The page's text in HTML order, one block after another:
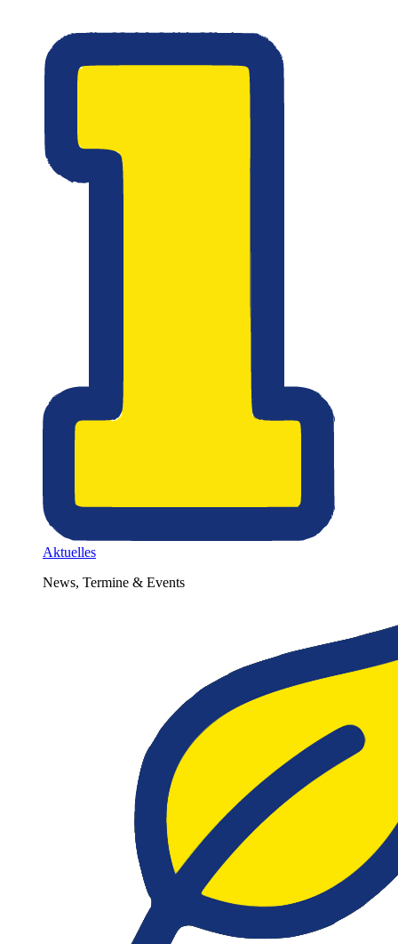
Aktuelles
News, Termine & Events